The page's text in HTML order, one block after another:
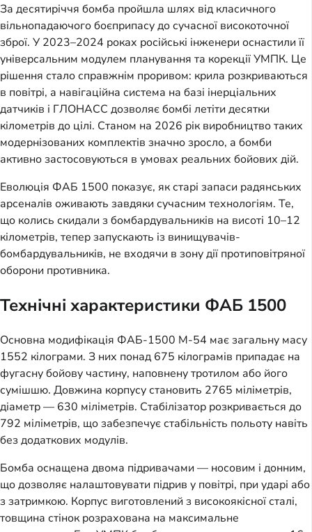
За десятиріччя бомба пройшла шлях від класичного
вільнопадаючого боєприпасу до сучасної високоточної
зброї. У 2023–2024 роках російські інженери оснастили її
універсальним модулем планування та корекції УМПК. Це
рішення стало справжнім проривом: крила розкриваються
в повітрі, а навігаційна система на базі інерціальних
датчиків і ГЛОНАСС дозволяє бомбі летіти десятки
кілометрів до цілі. Станом на 2026 рік виробництво таких
модернізованих комплектів значно зросло, а бомби
активно застосовуються в умовах реальних бойових дій.
Еволюція ФАБ 1500 показує, як старі запаси радянських
арсеналів оживають завдяки сучасним технологіям. Те,
що колись скидали з бомбардувальників на висоті 10–12
кілометрів, тепер запускають із винищувачів-
бомбардувальників, не входячи в зону дії протиповітряної
оборони противника.
Технічні характеристики ФАБ 1500
Основна модифікація ФАБ-1500 М-54 має загальну масу
1552 кілограми. З них понад 675 кілограмів припадає на
фугасну бойову частину, наповнену тротилом або його
сумішшю. Довжина корпусу становить 2765 міліметрів,
діаметр — 630 міліметрів. Стабілізатор розкривається до
792 міліметрів, що забезпечує стабільність польоту навіть
без додаткових модулів.
Бомба оснащена двома підривачами — носовим і донним,
що дозволяє налаштовувати підрив у повітрі, при ударі або
з затримкою. Корпус виготовлений з високоякісної сталі,
товщина стінок розрахована на максимальне